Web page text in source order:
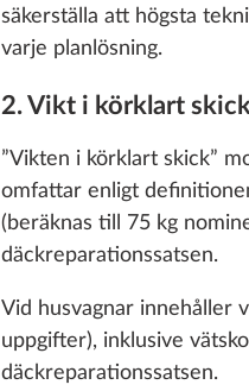
konfiguration.
säkerställa att högsta
varje planlösning.
2. Vikt i körklart
”Vikten i körklart skick”
omfattar enligt
(beräknas till 75 kg
däckreparationssatsen.
Vid husvagnar innehåller
uppgifter), inklusive
däckreparationssatsen.